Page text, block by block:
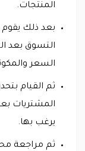
المنتجات.
بعد ذلك يقوم
التسوق بعد
السعر
ثم القيام
المشتريات
يرغب بها.
ثم مراجعة